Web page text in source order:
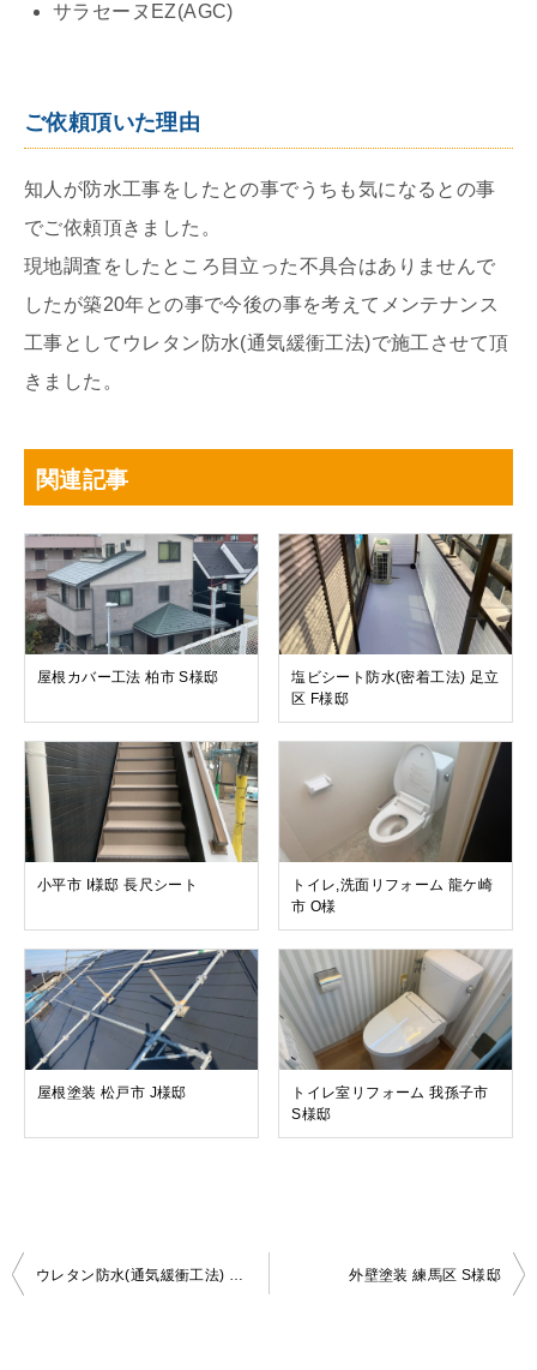
サラセーヌEZ(AGC)
ご依頼頂いた理由
知人が防水工事をしたとの事でうちも気になるとの事
でご依頼頂きました。
現地調査をしたところ目立った不具合はありませんで
したが築20年との事で今後の事を考えてメンテナンス
工事としてウレタン防水(通気緩衝工法)で施工させて頂
きました。
関連記事
屋根カバー工法 柏市 S様邸
塩ビシート防水(密着工法) 足立
区 F様邸
小平市 I様邸 長尺シート
トイレ,洗面リフォーム 龍ケ崎
市 O様
屋根塗装 松戸市 J様邸
トイレ室リフォーム 我孫子市
S様邸
投
ウレタン防水(通気緩衝工法) 市川市 U様邸 外壁塗装 練馬区 S様邸